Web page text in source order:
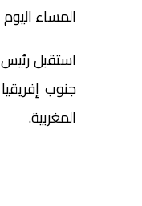
المساء اليوم
استقبل رئيس
جنوب
المغربية.